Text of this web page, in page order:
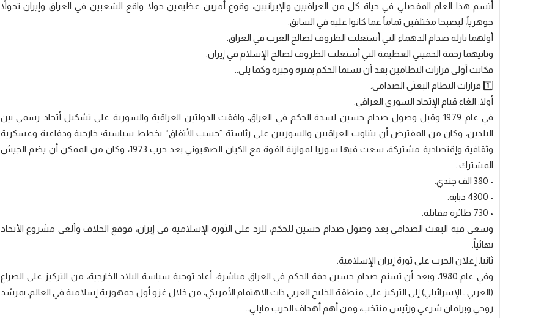
أتسم هذا العام المفصلي في حياة كل من العراقيين والإيرانيين، وقوع أمرين عظيمين حولا واقع الشعبين في العراق وإيران تحولاً
جوهرياً، ليصبحا مختلفين تماماً عما كانوا عليه في السابق.
أولهما نازلة صدام الدهماء التي أستغلت الظروف لصالح الغرب في العراق.
وثانيهما رحمة الخميني العظيمة التي أستغلت الظروف لصالح الإسلام في إيران.
فكانت أولى قرارات النظامين بعد أن تسنما الحكم بفترة وجيزة وكما يلي..
1️⃣ قرارات النظام البعثي الصدامي.
أولا. الغاء قيام الإتحاد السوري العراقي.
في عام 1979 وقبل وصول صدام حسين لسدة الحكم في العراق، وافقت الدولتين العراقية والسورية على تشكيل أتحاد رسمي بين
البلدين، وكان من المفترض أن يتناوب العراقيين والسوريين على رئاستة ”حسب الأتفاق“ بخطط سياسية؛ خارجية ودفاعية وعسكرية
وثقافية وإقتصادية مشتركة، سعت فيها سوريا لموازنة القوة مع الكيان الصهيوني بعد حرب 1973، وكان من الممكن أن يضم الجيش
المشترك..
• 380 الف جندي.
• 4300 دبابة.
• 730 طائرة مقاتلة.
وسعى فيه البعث الصدامي بعد وصول صدام حسين للحكم، للرد على الثورة الإسلامية في إيران، فوقع الخلاف وألغى مشروع الأتحاد
نهائياً.
ثانيا. إعلان الحرب على ثورة إيران الإسلامية.
وفي عام 1980، وبعد أن تسنم صدام حسين دفة الحكم في العراق مباشرة، أعاد توجية سياسة البلاد الخارجية، من التركيز على الصراع
(العربي ـ الإسرائيلي) إلى التركيز على منطقة الخليج العربي ذات الاهتمام الأمريكي، من خلال غزو أول جمهورية إسلامية في العالم، بمرشد
روحي وبرلمان شرعي ورئيس منتخب، ومن أهم أهداف الحرب مايلي..